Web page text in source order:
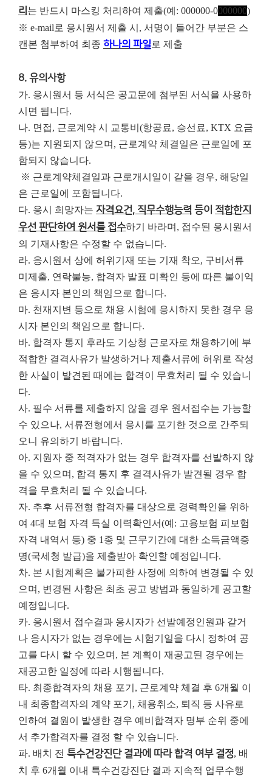
리 는 반드시 마스킹 처리하여 제출(예: 000000-0000000)
※ e-mail로 응시원서 제출 시, 서명이 들어간 부분은 스
캔본 첨부하여 최종 하나의 파일 로 제출
8. 유의사항
가. 응시원서 등 서식은 공고문에 첨부된 서식을 사용하
시면 됩니다.
나. 면접, 근로계약 시 교통비(항공료, 승선료, KTX 요금
등)는 지원되지 않으며, 근로계약 체결일은 근로일에 포
함되지 않습니다.
※ 근로계약체결일과 근로개시일이 같을 경우, 해당일
은 근로일에 포함됩니다.
다. 응시 희망자는 자격요건, 직무수행능력 등이 적합한지
우선 판단하여 원서를 접수하기 바라며, 접수된 응시원서
의 기재사항은 수정할 수 없습니다.
라. 응시원서 상에 허위기재 또는 기재 착오, 구비서류
미제출, 연락불능, 합격자 발표 미확인 등에 따른 불이익
은 응시자 본인의 책임으로 합니다.
마. 천재지변 등으로 채용 시험에 응시하지 못한 경우 응
시자 본인의 책임으로 합니다.
바. 합격자 통지 후라도 기상청 근로자로 채용하기에 부
적합한 결격사유가 발생하거나 제출서류에 허위로 작성
한 사실이 발견된 때에는 합격이 무효처리 될 수 있습니
다.
사. 필수 서류를 제출하지 않을 경우 원서접수는 가능할
수 있으나, 서류전형에서 응시를 포기한 것으로 간주되
오니 유의하기 바랍니다.
아. 지원자 중 적격자가 없는 경우 합격자를 선발하지 않
을 수 있으며, 합격 통지 후 결격사유가 발견될 경우 합
격을 무효처리 될 수 있습니다.
자. 추후 서류전형 합격자를 대상으로 경력확인을 위하
여 4대 보험 자격 득실 이력확인서(예: 고용보험 피보험
자격 내역서 등) 중 1종 및 근무기간에 대한 소득금액증
명(국세청 발급)을 제출받아 확인할 예정입니다.
차. 본 시험계획은 불가피한 사정에 의하여 변경될 수 있
으며, 변경된 사항은 최초 공고 방법과 동일하게 공고할
예정입니다.
카. 응시원서 접수결과 응시자가 선발예정인원과 같거
나 응시자가 없는 경우에는 시험기일을 다시 정하여 공
고를 다시 할 수 있으며, 본 계획이 재공고된 경우에는
재공고한 일정에 따라 시행됩니다.
타. 최종합격자의 채용 포기, 근로계약 체결 후 6개월 이
내 최종합격자의 계약 포기, 채용취소, 퇴직 등 사유로
인하여 결원이 발생한 경우 예비합격자 명부 순위 중에
서 추가합격자를 결정 할 수 있습니다.
파. 배치 전 특수건강진단 결과에 따라 합격 여부 결정, 배
치 후 6개월 이내 특수건강진단 결과 지속적 업무수행